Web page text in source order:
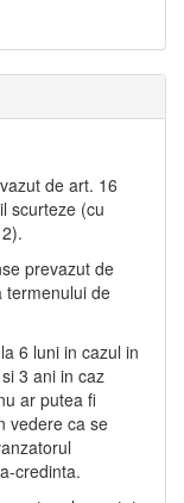
de art. 16
scurteze (cu
prevazut de
termenului de
6 luni in cazul in
3 ani in caz
ar putea fi
vedere ca se
credinta.